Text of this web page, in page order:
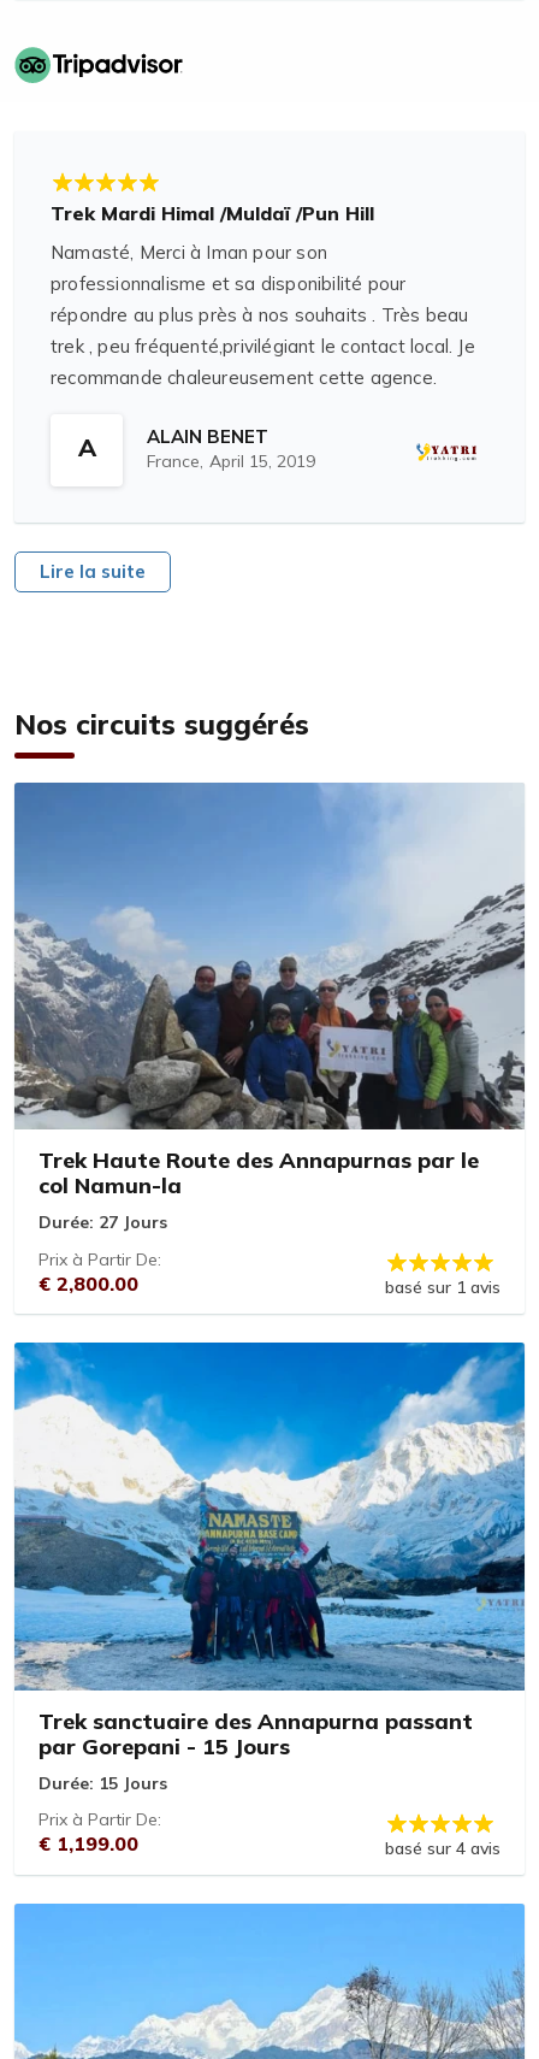
Trek Mardi Himal /Muldaï /Pun Hill
Namasté, Merci à Iman pour son
professionnalisme et sa disponibilité pour
répondre au plus près à nos souhaits . Très beau
trek , peu fréquenté,privilégiant le contact local. Je
recommande chaleureusement cette agence.
porteur.
A ALAIN BENET
France, April 15, 2019
Lire la suite
Nos circuits suggérés
Trek Haute Route des Annapurnas par le
col Namun-la
Durée: 27 Jours
Prix à Partir De:
€ 2,800.00 basé sur 1 avis
Trek sanctuaire des Annapurna passant
par Gorepani - 15 Jours
Durée: 15 Jours
Prix à Partir De:
€ 1,199.00 basé sur 4 avis